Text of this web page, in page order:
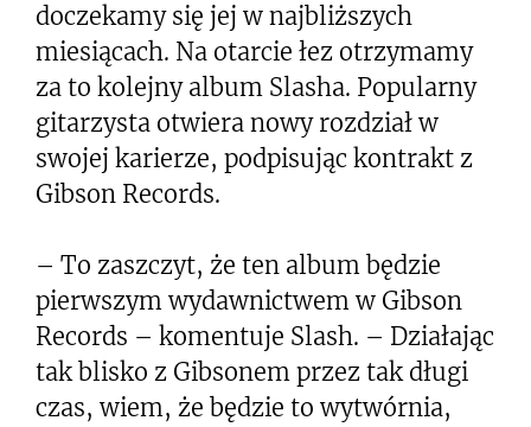
doczekamy się jej w najbliższych
miesiącach. Na otarcie łez otrzymamy
za to kolejny album Slasha. Popularny
gitarzysta otwiera nowy rozdział w
swojej karierze, podpisując kontrakt z
Gibson Records.
– To zaszczyt, że ten album będzie
pierwszym wydawnictwem w Gibson
Records – komentuje Slash. – Działając
tak blisko z Gibsonem przez tak długi
czas, wiem, że będzie to wytwórnia,